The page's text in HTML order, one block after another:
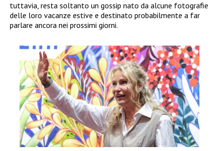
tuttavia, resta soltanto un gossip nato da alcune fotografie
delle loro vacanze estive e destinato probabilmente a far
parlare ancora nei prossimi giorni.